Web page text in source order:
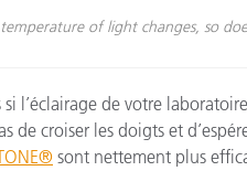
of light changes, so
l’éclairage de votre
de croiser les doigts et
sont nettement plus